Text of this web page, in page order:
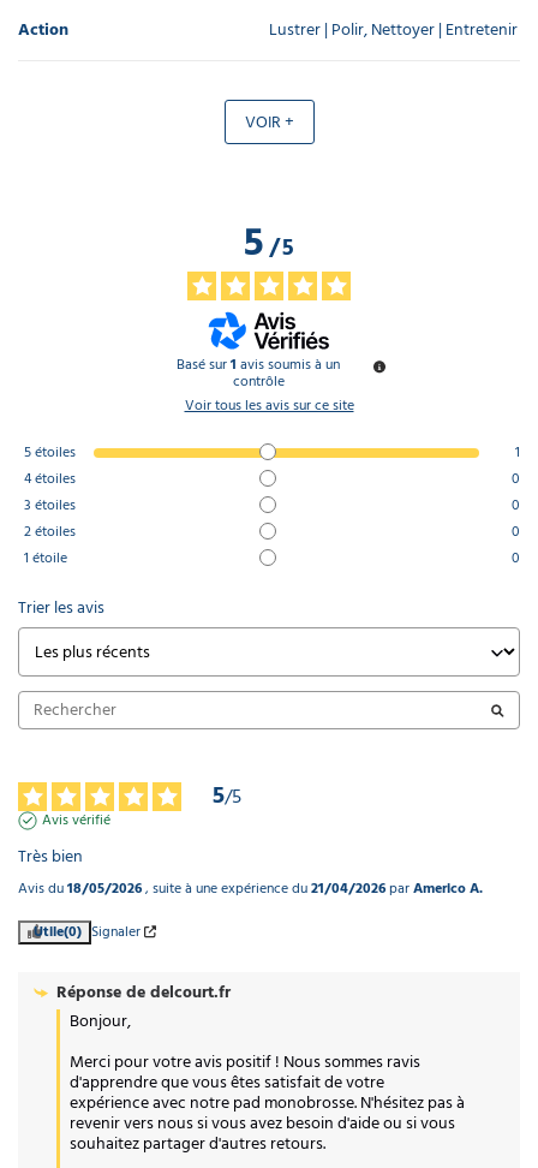
Action Lustrer | Polir, Nettoyer | Entretenir
VOIR +
5/5
Basé sur1 avis soumis à un
contrôle
Voir tous les avis sur ce site
5étoiles
1
4étoiles
0
3 étoiles
0
2étoiles
0
1 étoile 0
Trier les avis
5/5
Avis vérifié
Très bien
Avis du18/05/2026, suite à une expérience du21/04/2026parAmerico A.
Utile(0) Signaler
Réponse dedelcourt.fr
Bonjour,
Merci pour votre avis positif ! Nous sommes ravis
d'apprendre que vous êtes satisfait de votre
expérience avec notre pad monobrosse. N'hésitez pas à
revenir vers nous si vous avez besoin d'aide ou si vous
souhaitez partager d'autres retours.